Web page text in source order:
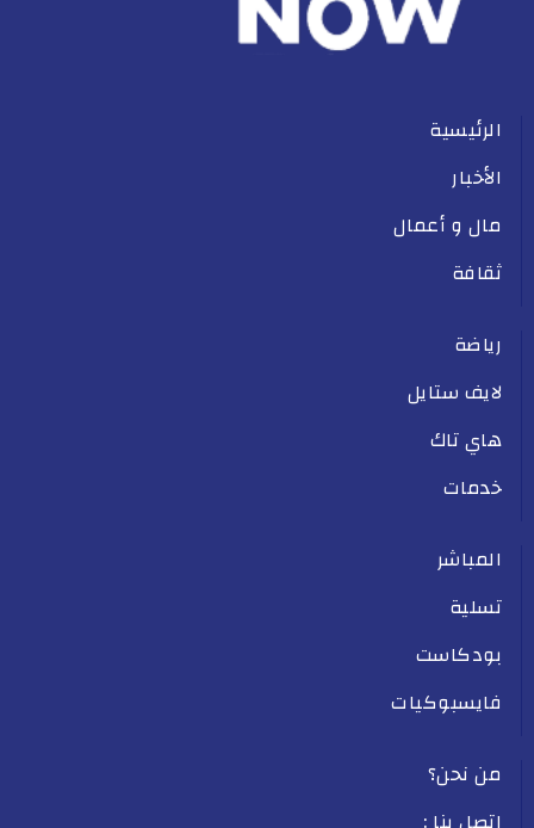
الرئيسية
الأخبار
مال و أعمال
ثقافة
رياضة
لايف ستايل
هاي تاك
خدمات
المباشر
تسلية
بودكاست
فايسبوكيات
من نحن؟